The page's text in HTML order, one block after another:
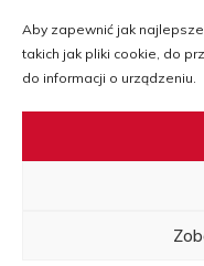
Aby zapewnić jak
takich jak pliki cookie, do
do informacji o urządzeniu.
Expo 2015
Expo 2017
Expo 2020
Ważne linki
Deklaracja